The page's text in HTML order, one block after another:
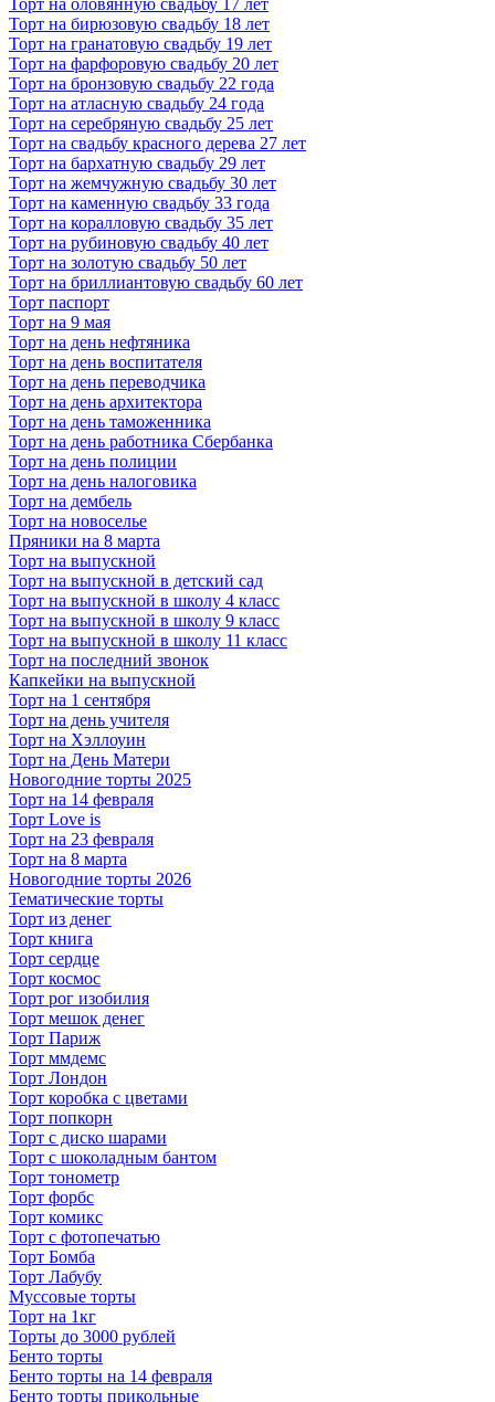
Торт на оловянную свадьбу 17 лет
Торт на бирюзовую свадьбу 18 лет
Торт на гранатовую свадьбу 19 лет
Торт на фарфоровую свадьбу 20 лет
Торт на бронзовую свадьбу 22 года
Торт на атласную свадьбу 24 года
Торт на серебряную свадьбу 25 лет
Торт на свадьбу красного дерева 27 лет
Торт на бархатную свадьбу 29 лет
Торт на жемчужную свадьбу 30 лет
Торт на каменную свадьбу 33 года
Торт на коралловую свадьбу 35 лет
Торт на рубиновую свадьбу 40 лет
Торт на золотую свадьбу 50 лет
Торт на бриллиантовую свадьбу 60 лет
Торт паспорт
Торт на 9 мая
Торт на день нефтяника
Торт на день воспитателя
Торт на день переводчика
Торт на день архитектора
Торт на день таможенника
Торт на день работника Сбербанка
Торт на день полиции
Торт на день налоговика
Торт на дембель
Торт на новоселье
Пряники на 8 марта
Торт на выпускной
Торт на выпускной в детский сад
Торт на выпускной в школу 4 класс
Торт на выпускной в школу 9 класс
Торт на выпускной в школу 11 класс
Торт на последний звонок
Капкейки на выпускной
Торт на 1 сентября
Торт на день учителя
Торт на Хэллоуин
Торт на День Матери
Новогодние торты 2025
Торт на 14 февраля
Торт Love is
Торт на 23 февраля
Торт на 8 марта
Новогодние торты 2026
Тематические торты
Торт из денег
Торт книга
Торт сердце
Торт космос
Торт рог изобилия
Торт мешок денег
Торт Париж
Торт ммдемс
Торт Лондон
Торт коробка с цветами
Торт попкорн
Торт с диско шарами
Торт с шоколадным бантом
Торт тонометр
Торт форбс
Торт комикс
Торт с фотопечатью
Торт Бомба
Торт Лабубу
Муссовые торты
Торт на 1кг
Торты до 3000 рублей
Бенто торты
Бенто торты на 14 февраля
Бенто торты прикольные